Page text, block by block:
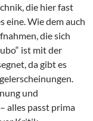
die hier fast
eine. Wie dem auch
die sich
ist mit der
da gibt es
und
alles passt prima